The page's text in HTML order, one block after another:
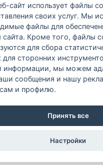
© 1991-2026 ООО
2-я, д. 5, ком. 400А,
сайт использует файлы
своих услуг. Мы
файлы для
сайта. Кроме того, файлы
для сбора
для сторонних
информации, мы можем
сообщения и нашу
и профилю.
Принять все
Настройки